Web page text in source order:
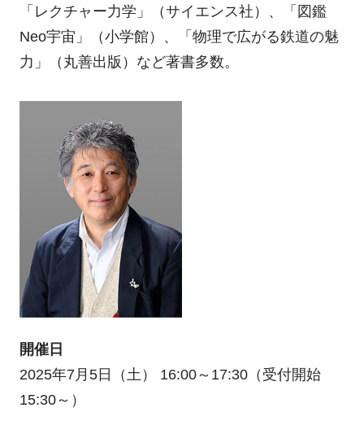
「レクチャー力学」（サイエンス社）、「図鑑
Neo宇宙」（小学館）、「物理で広がる鉄道の魅
力」（丸善出版）など著書多数。
開催日
2025年7月5日（土） 16:00～17:30（受付開始
15:30～）